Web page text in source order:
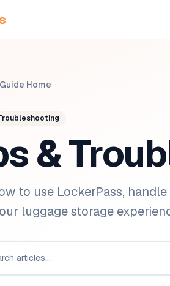
Home
&
to use LockerPass,
luggage storage